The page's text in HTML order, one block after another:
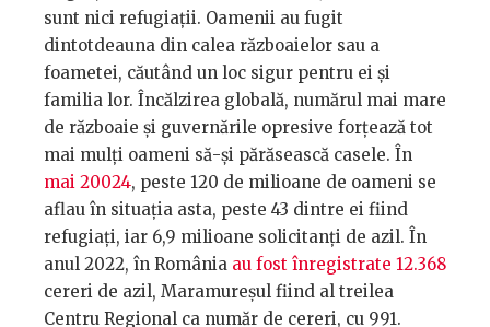
sunt nici refugiații. Oamenii au fugit
dintotdeauna din calea războaielor sau a
foametei, căutând un loc sigur pentru ei și
familia lor. Încălzirea globală, numărul mai mare
de războaie și guvernările opresive forțează tot
mai mulți oameni să-și părăsească casele. În
mai 20024, peste 120 de milioane de oameni se
aflau în situația asta, peste 43 dintre ei fiind
refugiați, iar 6,9 milioane solicitanți de azil. În
anul 2022, în România au fost înregistrate 12.368
cereri de azil, Maramureșul fiind al treilea
Centru Regional ca număr de cereri, cu 991.